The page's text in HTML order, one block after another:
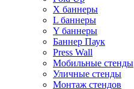
Х баннеры
L баннеры
Y баннеры
Баннер Паук
Press Wall
Мобильные стенды
Уличные стенды
Монтаж стендов